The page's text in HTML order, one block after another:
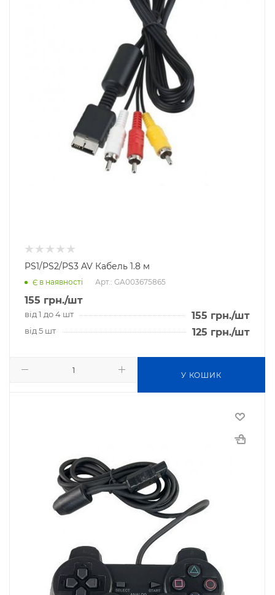
PS1/PS2/PS3 AV Кабель 1.8 м
Є в наявності Арт.: GA003675865
155 грн./шт
від 1 до 4 шт 155 грн./шт
від 5 шт 125 грн./шт
У КОШИК